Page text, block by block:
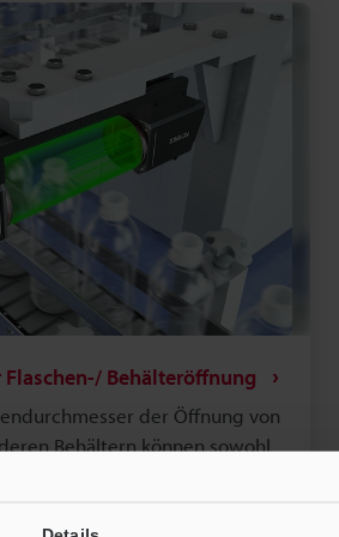
Flaschen-/ Behälteröffnung
der Öffnung von
Behältern können sowohl